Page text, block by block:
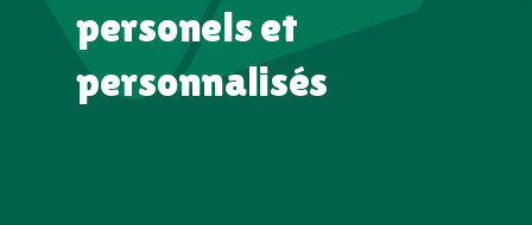
personels et
personnalisés